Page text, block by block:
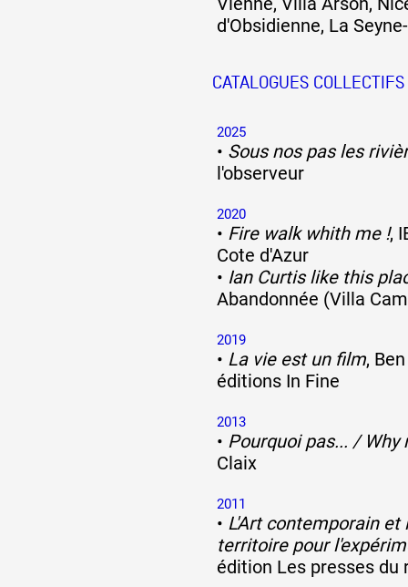
d'Obsidienne, La
CATALOGUES COLLECTIFS
2025
• Sous nos pas les
l'observeur
2020
• Fire walk whith me !,
Cote d'Azur
• Ian Curtis like this
Abandonnée (Villa
2019
• La vie est un film,
éditions In Fine
2013
• Pourquoi pas... / Why
Claix
2011
• L'Art contemporain et
territoire pour
édition Les presses du